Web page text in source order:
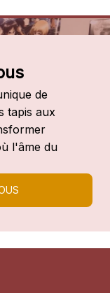
de
tapis aux
l'âme du